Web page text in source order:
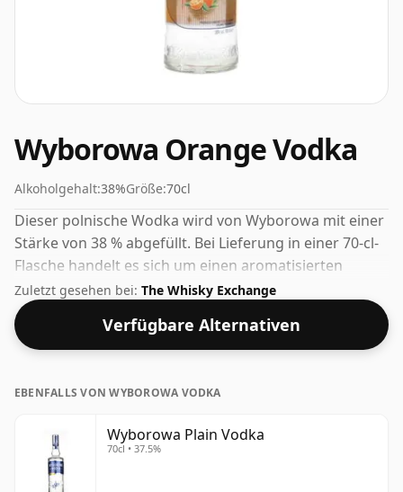
Wyborowa Orange Vodka
Alkoholgehalt:38%Größe:70cl
Dieser polnische Wodka wird von Wyborowa mit einer
Stärke von 38 % abgefüllt. Bei Lieferung in einer 70-cl-
Flasche handelt es sich um einen aromatisierten
Wodka.
Zuletzt gesehen bei: The Whisky Exchange
Verfügbare Alternativen
EBENFALLS VON WYBOROWA VODKA
Wyborowa Plain Vodka
70cl • 37.5%